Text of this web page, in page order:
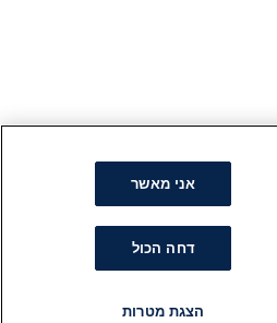
אני מאשר
דחה הכול
הצגת מטרות